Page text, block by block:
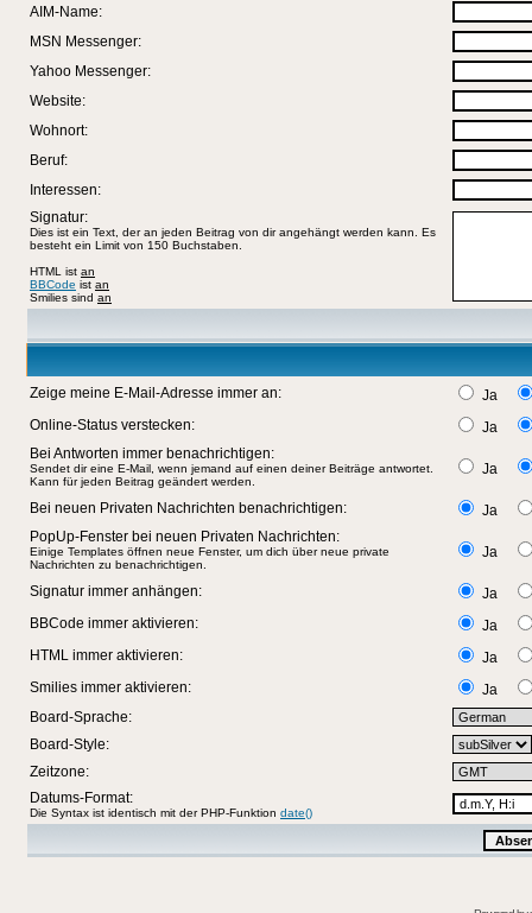
AIM-Name:
MSN Messenger:
Yahoo Messenger:
Website:
Wohnort:
Beruf:
Interessen:
Signatur:
Dies ist ein Text, der an jeden Beitrag von dir angehängt werden kann. Es
besteht ein Limit von 150 Buchstaben.
HTML ist an
BBCode ist an
Smilies sind an
Zeige meine E-Mail-Adresse immer an:
Ja
Online-Status verstecken:
Ja
Bei Antworten immer benachrichtigen:
Sendet dir eine E-Mail, wenn jemand auf einen deiner Beiträge antwortet.
Kann für jeden Beitrag geändert werden.
Ja
Bei neuen Privaten Nachrichten benachrichtigen:
Ja
PopUp-Fenster bei neuen Privaten Nachrichten:
Einige Templates öffnen neue Fenster, um dich über neue private
Nachrichten zu benachrichtigen.
Ja
Signatur immer anhängen:
Ja
BBCode immer aktivieren:
Ja
HTML immer aktivieren:
Ja
Smilies immer aktivieren:
Ja
Board-Sprache:
Board-Style:
Zeitzone:
Datums-Format:
Die Syntax ist identisch mit der PHP-Funktion date()